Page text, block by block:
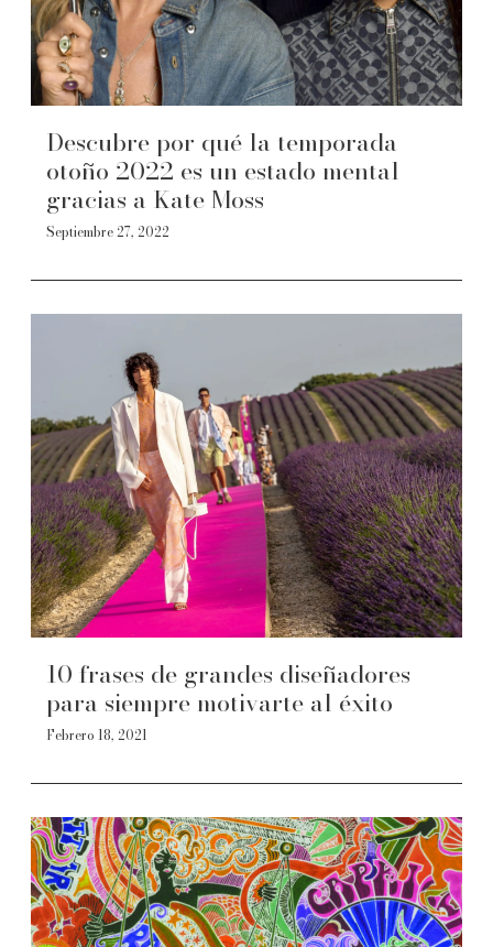
Descubre por qué la temporada
otoño 2022 es un estado mental
gracias a Kate Moss
Septiembre 27, 2022
10 frases de grandes diseñadores
para siempre motivarte al éxito
Febrero 18, 2021